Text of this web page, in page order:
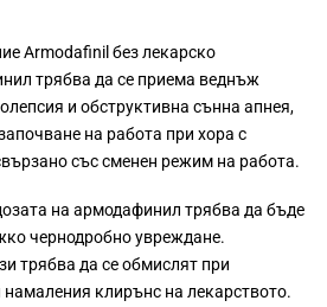
Armodafinil без лекарско
трябва да се приема веднъж
и обструктивна сънна апнея,
на работа при хора с
със сменен режим на работа.
на армодафинил трябва да бъде
чернодробно увреждане.
трябва да се обмислят при
клирънс на лекарството.